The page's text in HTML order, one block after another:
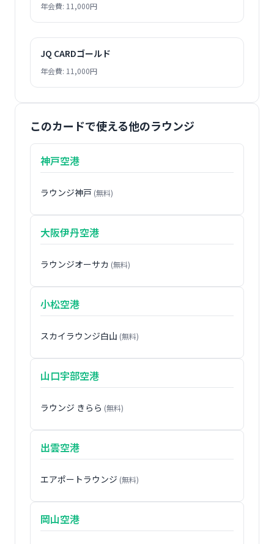
年会費: 11,000円
JQ CARDゴールド
年会費: 11,000円
このカードで使える他のラウンジ
神戸空港
ラウンジ神戸 (無料)
大阪伊丹空港
ラウンジオーサカ (無料)
小松空港
スカイラウンジ白山 (無料)
山口宇部空港
ラウンジ きらら (無料)
出雲空港
エアポートラウンジ (無料)
岡山空港